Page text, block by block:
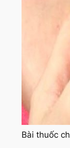
Bài thuốc